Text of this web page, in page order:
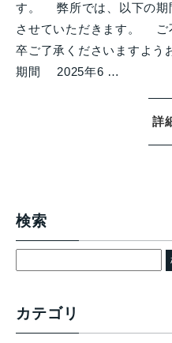
す。 弊所では、以下の期
させていただきます。 ご
卒ご了承くださいますよ
期間 2025年6 …
詳
検索
索:
カテゴリ